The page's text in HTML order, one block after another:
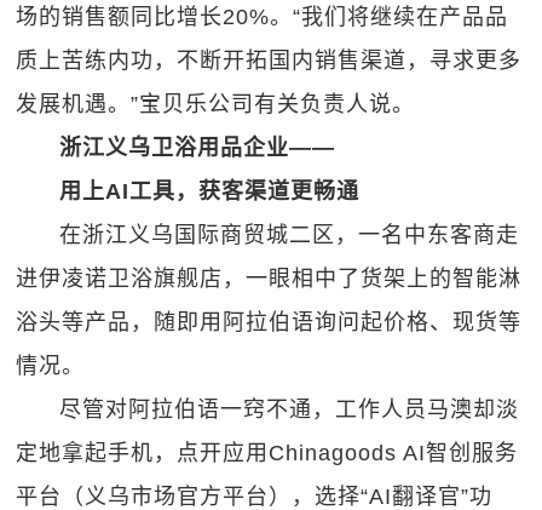
场的销售额同比增长20%。“我们将继续在产品品
质上苦练内功，不断开拓国内销售渠道，寻求更多
发展机遇。”宝贝乐公司有关负责人说。
浙江义乌卫浴用品企业——
用上AI工具，获客渠道更畅通
在浙江义乌国际商贸城二区，一名中东客商走
进伊凌诺卫浴旗舰店，一眼相中了货架上的智能淋
浴头等产品，随即用阿拉伯语询问起价格、现货等
情况。
尽管对阿拉伯语一窍不通，工作人员马澳却淡
定地拿起手机，点开应用Chinagoods AI智创服务
平台（义乌市场官方平台），选择“AI翻译官”功